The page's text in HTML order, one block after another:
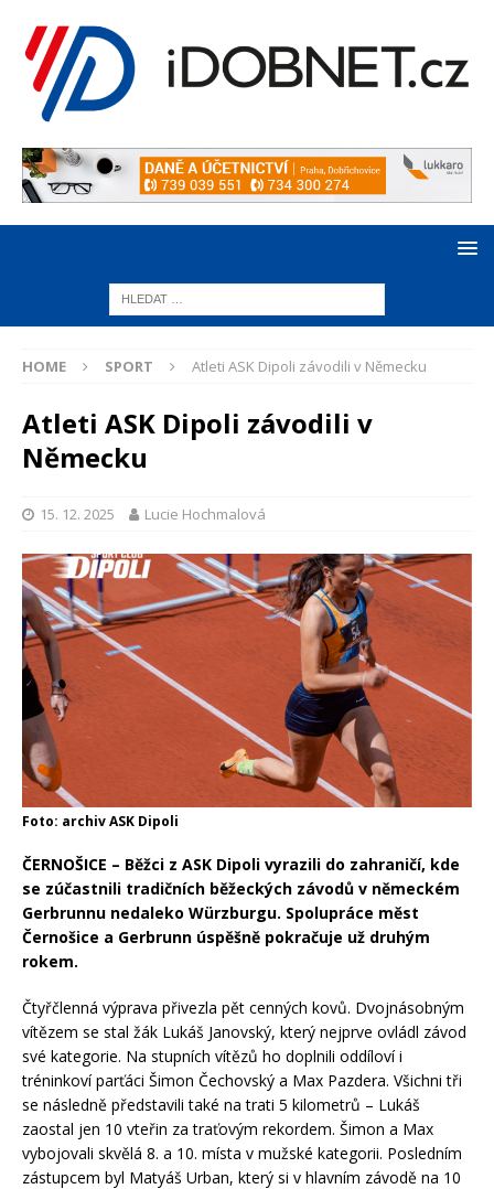
HOME SPORT Atleti ASK Dipoli závodili v Německu
Atleti ASK Dipoli závodili v
Německu
15. 12. 2025 Lucie Hochmalová
Foto: archiv ASK Dipoli
ČERNOŠICE – Běžci z ASK Dipoli vyrazili do zahraničí, kde
se zúčastnili tradičních běžeckých závodů v německém
Gerbrunnu nedaleko Würzburgu. Spolupráce měst
Černošice a Gerbrunn úspěšně pokračuje už druhým
rokem.
Čtyřčlenná výprava přivezla pět cenných kovů. Dvojnásobným
vítězem se stal žák Lukáš Janovský, který nejprve ovládl závod
své kategorie. Na stupních vítězů ho doplnili oddíloví i
tréninkoví parťáci Šimon Čechovský a Max Pazdera. Všichni tři
se následně představili také na trati 5 kilometrů – Lukáš
zaostal jen 10 vteřin za traťovým rekordem. Šimon a Max
vybojovali skvělá 8. a 10. místa v mužské kategorii. Posledním
zástupcem byl Matyáš Urban, který si v hlavním závodě na 10